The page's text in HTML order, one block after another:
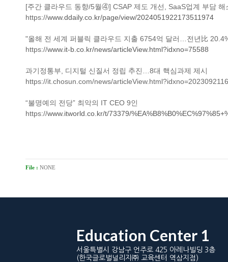
[주간 클라우드 동향/5월④] CSAP 제도 개선, SaaS업계 부담
https://www.ddaily.co.kr/page/view/2024051922173511974
"올해 전 세계 퍼블릭 클라우드 지출 6754억 달러…전년比
https://www.it-b.co.kr/news/articleView.html?idxno=75588
과기정통부, 디지털 신질서 정립 추진…8대 핵심과제 제시
https://it.chosun.com/news/
“불명예의 전당” 최악의 IT CEO 9인
https://www.itworld.co.kr/t/73379/
File : NONE
Education Center 1
서울특별시 강남구 언주로 425 아레나빌딩 3층
(한국글로벌널리지㈜ 교육센터 역삼지점)